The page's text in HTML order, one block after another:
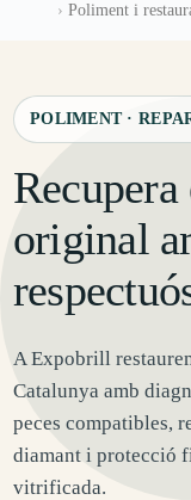
Poliment i
POLIMENT ·
original
A Expobrill
Catalunya amb
peces compatibles,
diamant i protecció
vitrificada.